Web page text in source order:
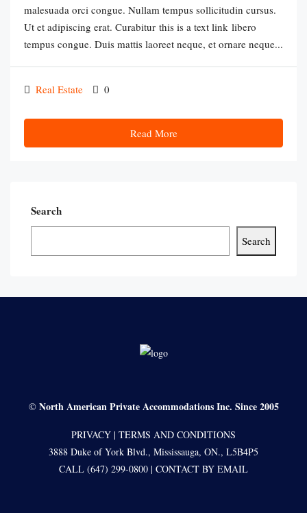
malesuada orci congue. Nullam tempus sollicitudin cursus.
Ut et adipiscing erat. Curabitur this is a text link libero
tempus congue. Duis mattis laoreet neque, et ornare neque...
Real Estate 0
Read More
Search
Search
© North American Private Accommodations Inc. Since 2005
PRIVACY | TERMS AND CONDITIONS
3888 Duke of York Blvd., Mississauga, ON., L5B4P5
CALL (647) 299-0800 | CONTACT BY EMAIL